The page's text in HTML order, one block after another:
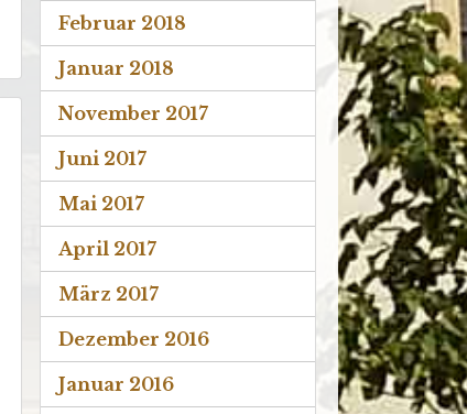
Februar 2018
Januar 2018
November 2017
Juni 2017
Mai 2017
April 2017
März 2017
Dezember 2016
Januar 2016